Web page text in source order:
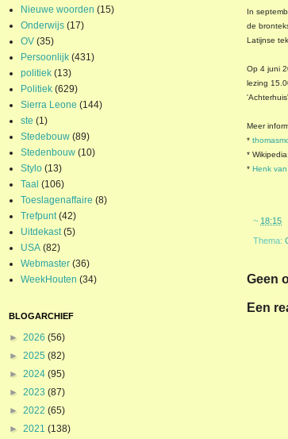
In
de
Latijnse
Op 4 juni
lezing
Meer
*
* Wikipedia:
* Henk
~ 18:15
Thema:
Geen
Een
Nieuwe woorden (15)
Onderwijs (17)
OV (35)
Persoonlijk (431)
politiek (13)
Politiek (629)
Sierra Leone (144)
ste (1)
Stedebouw (89)
Stedenbouw (10)
Stylo (13)
Taal (106)
Toeslagenaffaire (8)
Trefpunt (42)
Uitdekast (5)
USA (82)
Webmaster (36)
WeekHouten (34)
BLOGARCHIEF
► 2026 (56)
► 2025 (82)
► 2024 (95)
► 2023 (87)
► 2022 (65)
► 2021 (138)